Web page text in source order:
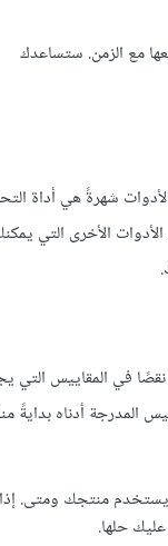
مع الزمن. ستساعدك
شهرةً هي أداة
الأدوات الأخرى التي
في المقاييس التي
المدرجة أدناه بدايةً
منتجك ومتى.
حلها.